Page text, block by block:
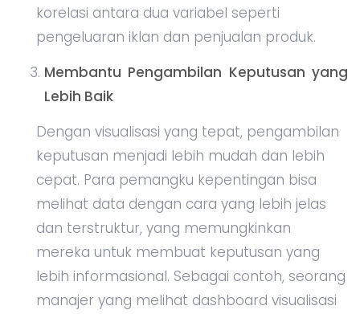
korelasi antara dua variabel seperti
pengeluaran iklan dan penjualan produk.
Membantu Pengambilan Keputusan yang
Lebih Baik
Dengan visualisasi yang tepat, pengambilan
keputusan menjadi lebih mudah dan lebih
cepat. Para pemangku kepentingan bisa
melihat data dengan cara yang lebih jelas
dan terstruktur, yang memungkinkan
mereka untuk membuat keputusan yang
lebih informasional. Sebagai contoh, seorang
manajer yang melihat dashboard visualisasi